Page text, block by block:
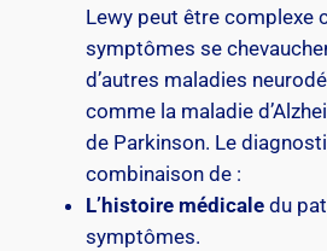
Lewy peut être complexe
symptômes se
d’autres maladies
comme la maladie
de Parkinson. Le
combinaison de :
L’histoire médicale du
symptômes.